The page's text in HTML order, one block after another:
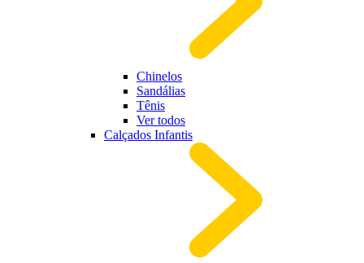
Chinelos
Sandálias
Tênis
Ver todos
Calçados Infantis